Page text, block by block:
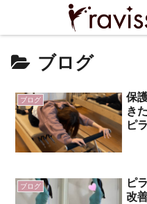
ブログ
ブログ
保
き
ピ
ブログ
ピ
改